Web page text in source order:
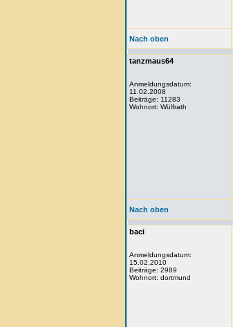
Nach oben
tanzmaus64
Anmeldungsdatum:
11.02.2008
Beiträge: 11283
Wohnort: Wülfrath
Nach oben
baci
Anmeldungsdatum:
15.02.2010
Beiträge: 2989
Wohnort: dortmund